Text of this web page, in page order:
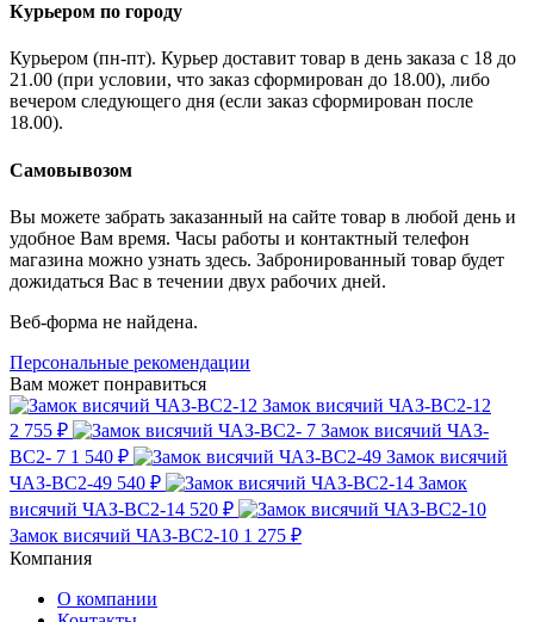
Курьером по городу
Курьером (пн-пт). Курьер доставит товар в день заказа с 18 до
21.00 (при условии, что заказ сформирован до 18.00), либо
вечером следующего дня (если заказ сформирован после
18.00).
Самовывозом
Вы можете забрать заказанный на сайте товар в любой день и
удобное Вам время. Часы работы и контактный телефон
магазина можно узнать здесь. Забронированный товар будет
дожидаться Вас в течении двух рабочих дней.
Веб-форма не найдена.
Персональные рекомендации
Вам может понравиться
Замок висячий ЧАЗ-ВС2-12
2 755 ₽
Замок висячий ЧАЗ-
ВС2- 7 1 540 ₽
Замок висячий
ЧАЗ-ВС2-49 540 ₽
Замок
висячий ЧАЗ-ВС2-14 520 ₽
Замок висячий ЧАЗ-ВС2-10 1 275 ₽
Компания
О компании